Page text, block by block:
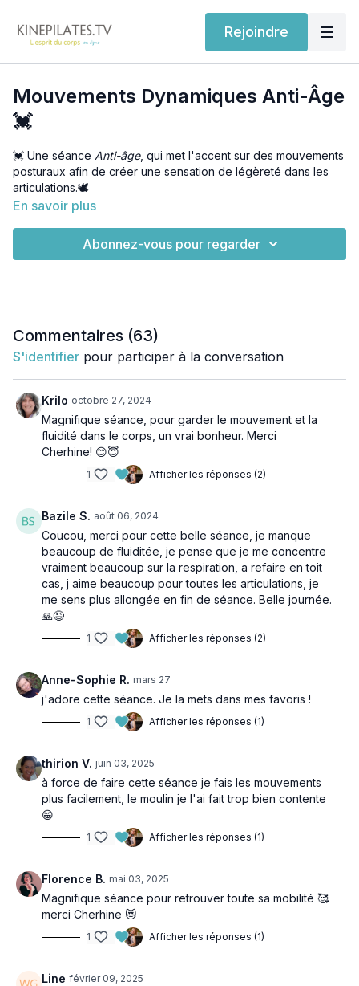
Rejoindre
Mouvements Dynamiques Anti-Âge
💓
💓 Une séance Anti-âge, qui met l'accent sur des mouvements
posturaux afin de créer une sensation de légèreté dans les
articulations.🕊️
profonds (périnée, muscles abdos et dos) important pour
libérer la colonne vertébrale et le bassin.
En savoir plus
Abonnez-vous pour regarder
Commentaires (63)
S'identifier pour participer à la conversation
Krilo octobre 27, 2024
Magnifique séance, pour garder le mouvement et la
fluidité dans le corps, un vrai bonheur. Merci
Cherhine! 😊😇
1 Afficher les réponses (2)
Bazile S. août 06, 2024
Coucou, merci pour cette belle séance, je manque
beaucoup de fluiditée, je pense que je me concentre
vraiment beaucoup sur la respiration, a refaire en toit
cas, j aime beaucoup pour toutes les articulations, je
me sens plus allongée en fin de séance. Belle journée.
🙏😉
1 Afficher les réponses (2)
Anne-Sophie R. mars 27
j'adore cette séance. Je la mets dans mes favoris !
1 Afficher les réponses (1)
thirion V. juin 03, 2025
à force de faire cette séance je fais les mouvements
plus facilement, le moulin je l'ai fait trop bien contente
😁
1 Afficher les réponses (1)
Florence B. mai 03, 2025
Magnifique séance pour retrouver toute sa mobilité 🥰
merci Cherhine 😻
1 Afficher les réponses (1)
Line février 09, 2025